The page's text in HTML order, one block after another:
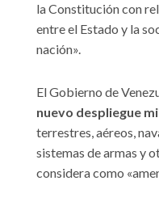
la Constitución con
entre el Estado y la
nación».
El Gobierno de
nuevo despliegue
terrestres, aéreos,
sistemas de armas y
considera como